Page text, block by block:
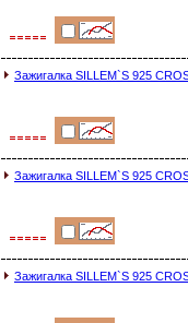
Зажигалка SILLEM`S 925
Зажигалка SILLEM`S 925
Зажигалка SILLEM`S 925